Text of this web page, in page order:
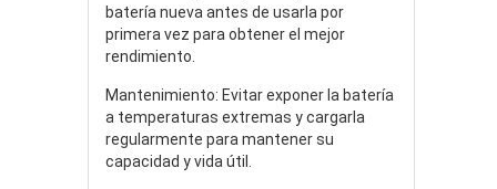
batería nueva antes de usarla por
primera vez para obtener el mejor
rendimiento.
Mantenimiento: Evitar exponer la batería
a temperaturas extremas y cargarla
regularmente para mantener su
capacidad y vida útil.